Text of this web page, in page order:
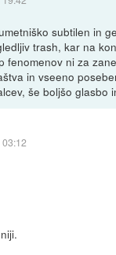
subtilen in
trash, kar na
fenomenov ni za
in vseeno
še boljšo glasbo